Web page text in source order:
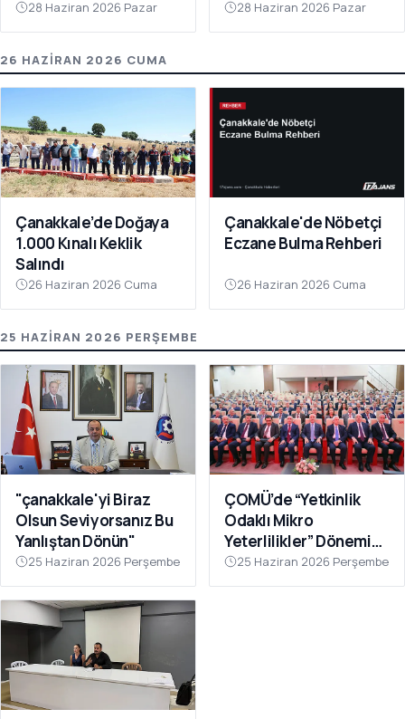
28 Haziran 2026 Pazar
Sorumluluk Alanınıza
Bakın"
28 Haziran 2026 Pazar
26 HAZIRAN 2026 CUMA
Çanakkale’de Doğaya
1.000 Kınalı Keklik
Salındı
26 Haziran 2026 Cuma
Çanakkale'de Nöbetçi
Eczane Bulma Rehberi
26 Haziran 2026 Cuma
25 HAZIRAN 2026 PERŞEMBE
"çanakkale'yi Biraz
Olsun Seviyorsanız Bu
Yanlıştan Dönün"
25 Haziran 2026 Perşembe
ÇOMÜ’de “Yetkinlik
Odaklı Mikro
Yeterlilikler” Dönemi
Başlıyor
25 Haziran 2026 Perşembe